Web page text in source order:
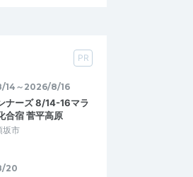
PR
14～2026/8/16
ナーズ 8/14-16マラ
合宿 菅平高原
坂市
20